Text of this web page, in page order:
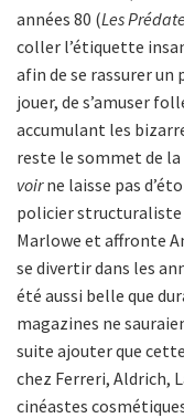
années 80 (Les
coller l’étiquette
afin de se rassurer un
jouer, de s’amuser
accumulant les
reste le sommet de
voirne laisse pas
policier structuraliste
Marlowe et affronte
se divertir dans les
été aussi belle que
magazines ne
suite ajouter que
chez Ferreri, Aldrich,
cinéastes